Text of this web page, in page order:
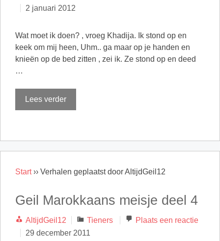
2 januari 2012
Wat moet ik doen? , vroeg Khadija. Ik stond op en
keek om mij heen, Uhm.. ga maar op je handen en
knieën op de bed zitten , zei ik. Ze stond op en deed
…
Lees verder
Start›› Verhalen geplaatst door AltijdGeil12
Geil Marokkaans meisje deel 4
AltijdGeil12 Categorieën
Tieners
Plaats een reactie
29 december 2011